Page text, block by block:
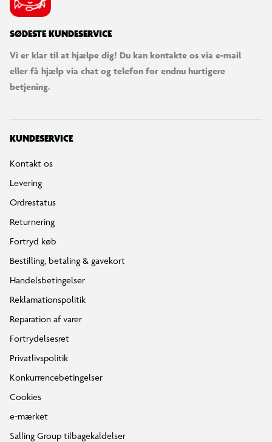
SØDESTE KUNDESERVICE
Vi er klar til at hjælpe dig! Du kan kontakte os via e-mail
eller få hjælp via chat og telefon for endnu hurtigere
betjening.
KUNDESERVICE
Kontakt os
Levering
Ordrestatus
Returnering
Fortryd køb
Bestilling, betaling & gavekort
Handelsbetingelser
Reklamationspolitik
Reparation af varer
Fortrydelsesret
Privatlivspolitik
Konkurrencebetingelser
Cookies
e-mærket
Salling Group tilbagekaldelser